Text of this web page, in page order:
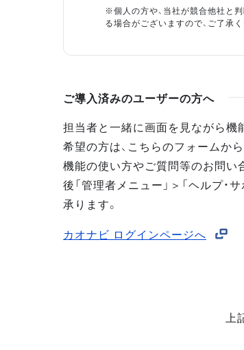
※個人の方や、当社が競合他社と
る場合がございますので、ご了承く
ご導入済みのユーザーの方へ
担当者と一緒に画面を見ながら機
希望の方は、こちらのフォームか
機能の使い方やご質問等のお問い
後「管理者メニュー」＞「ヘルプ・
承ります。
カオナビ ログインページへ